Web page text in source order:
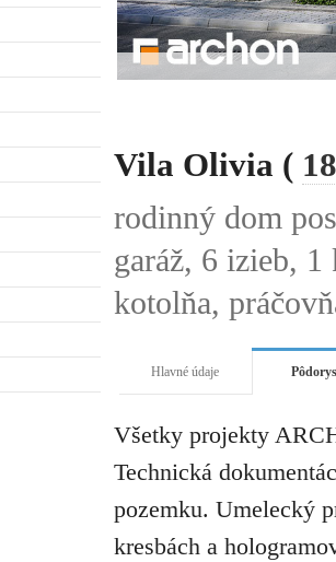
Vila Olivia (
rodinný dom
garáž, 6 izieb,
kotolňa,
Hlavné údaje
Všetky projekty
Technická
pozemku. Umelecký
kresbách a